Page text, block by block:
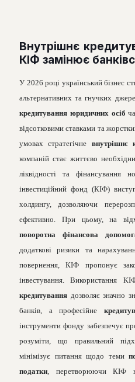
Внутрішнє
КІФ замінює
У 2026 році український бізнес
альтернативних та гнучких
кредитування юридичних осіб
відсотковими ставками та
умовах стратегічне внутрішнє
компаній стає життєво
ліквідності та фінансування
інвестиційний фонд (КІФ)
холдингу, дозволяючи
ефективно. При цьому, на
поворотна фінансова
додаткові ризики та
повернення, КІФ пропонує
інвестування. Використання
кредитування дозволяє значно
банків, а професійне
інструменти фонду забезпечує
розуміти, що правильний
мінімізує питання щодо теми
податки, перетворюючи КІФ